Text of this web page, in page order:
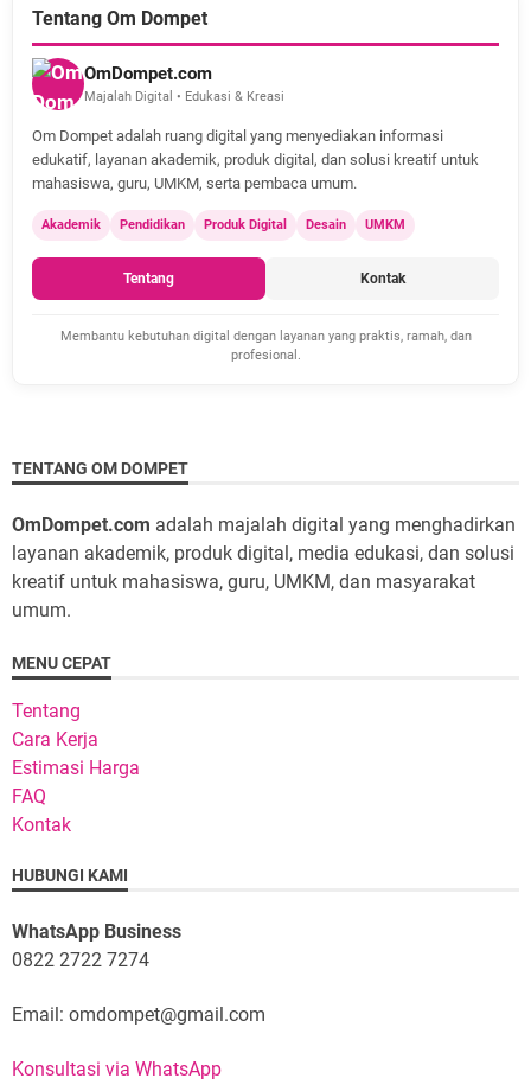
Tentang Om Dompet
OmDompet.com
Majalah Digital • Edukasi & Kreasi
Om Dompet adalah ruang digital yang menyediakan informasi
edukatif, layanan akademik, produk digital, dan solusi kreatif untuk
mahasiswa, guru, UMKM, serta pembaca umum.
Akademik Pendidikan Produk Digital Desain UMKM
Tentang Kontak
Membantu kebutuhan digital dengan layanan yang praktis, ramah, dan
profesional.
TENTANG OM DOMPET
OmDompet.com adalah majalah digital yang menghadirkan
layanan akademik, produk digital, media edukasi, dan solusi
kreatif untuk mahasiswa, guru, UMKM, dan masyarakat
umum.
MENU CEPAT
Tentang
Cara Kerja
Estimasi Harga
FAQ
Kontak
HUBUNGI KAMI
WhatsApp Business
0822 2722 7274
Email: omdompet@gmail.com
Konsultasi via WhatsApp